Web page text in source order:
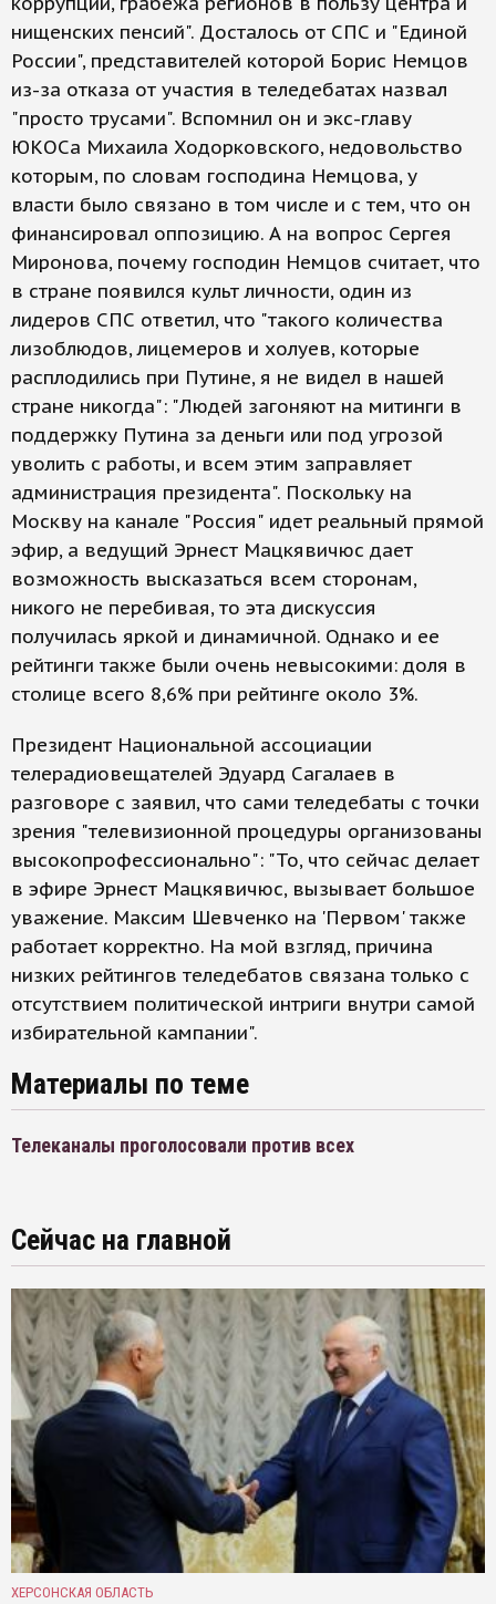
нищенских пенсий". Досталось от СПС и "Единой
России", представителей которой Борис Немцов
из-за отказа от участия в теледебатах назвал
"просто трусами". Вспомнил он и экс-главу
ЮКОСа Михаила Ходорковского, недовольство
которым, по словам господина Немцова, у
власти было связано в том числе и с тем, что он
финансировал оппозицию. А на вопрос Сергея
Миронова, почему господин Немцов считает, что
в стране появился культ личности, один из
лидеров СПС ответил, что "такого количества
лизоблюдов, лицемеров и холуев, которые
расплодились при Путине, я не видел в нашей
стране никогда": "Людей загоняют на митинги в
поддержку Путина за деньги или под угрозой
уволить с работы, и всем этим заправляет
администрация президента". Поскольку на
Москву на канале "Россия" идет реальный прямой
эфир, а ведущий Эрнест Мацкявичюс дает
возможность высказаться всем сторонам,
никого не перебивая, то эта дискуссия
получилась яркой и динамичной. Однако и ее
рейтинги также были очень невысокими: доля в
столице всего 8,6% при рейтинге около 3%.
Президент Национальной ассоциации
телерадиовещателей Эдуард Сагалаев в
разговоре с заявил, что сами теледебаты с точки
зрения "телевизионной процедуры организованы
высокопрофессионально": "То, что сейчас делает
в эфире Эрнест Мацкявичюс, вызывает большое
уважение. Максим Шевченко на 'Первом' также
работает корректно. На мой взгляд, причина
низких рейтингов теледебатов связана только с
отсутствием политической интриги внутри самой
избирательной кампании".
Материалы по теме
Телеканалы проголосовали против всех
Сейчас на главной
ХЕРСОНСКАЯ ОБЛАСТЬ